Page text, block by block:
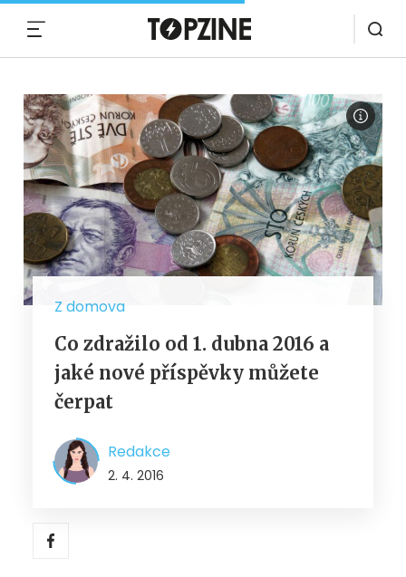
Z domova
Co zdražilo od 1. dubna 2016 a
jaké nové příspěvky můžete
čerpat
Redakce
2. 4. 2016